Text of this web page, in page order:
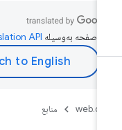
صفحه به‌وسیله
منابع